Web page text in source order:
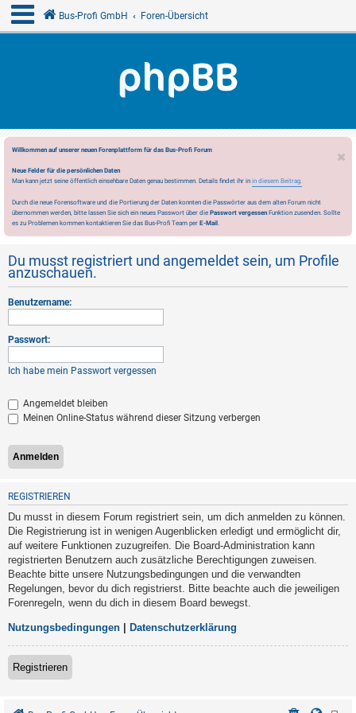
Bus-Profi GmbH Foren-Übersicht
Willkommen auf unserer neuen Forenplattform für das Bus-Profi Forum
Neue Felder für die persönlichen Daten
Man kann jetzt seine öffentlich einsehbare Daten genau bestimmen. Details findet ihr in in diesem Beitrag.
Durch die neue Forensoftware und die Portierung der Daten konnten die Passwörter aus dem alten Forum nicht
übernommen werden, bitte lassen Sie sich ein neues Passwort über die Passwort vergessen Funktion zusenden. Sollte
es zu Problemen kommen kontaktieren Sie das Bus-Profi Team per E-Mail.
Du musst registriert und angemeldet sein, um Profile
anzuschauen.
Benutzername:
Passwort:
Ich habe mein Passwort vergessen
Angemeldet bleiben
Meinen Online-Status während dieser Sitzung verbergen
REGISTRIEREN
Du musst in diesem Forum registriert sein, um dich anmelden zu können.
Die Registrierung ist in wenigen Augenblicken erledigt und ermöglicht dir,
auf weitere Funktionen zuzugreifen. Die Board-Administration kann
registrierten Benutzern auch zusätzliche Berechtigungen zuweisen.
Beachte bitte unsere Nutzungsbedingungen und die verwandten
Regelungen, bevor du dich registrierst. Bitte beachte auch die jeweiligen
Forenregeln, wenn du dich in diesem Board bewegst.
Nutzungsbedingungen Datenschutzerklärung
Registrieren